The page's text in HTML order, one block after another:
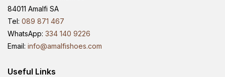
84011 Amalfi SA
Tel: 089 871 467
WhatsApp: 334 140 9226
Email: info@amalfishoes.com
Useful Links